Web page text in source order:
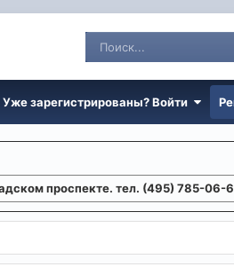
Уже зарегистрированы? Войти
проспекте. тел. (495) 785-06-